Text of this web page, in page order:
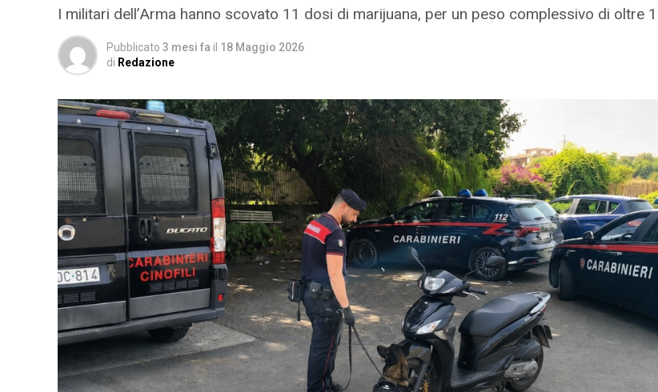
I militari dell’Arma hanno scovato 11 dosi di marijuana, per un peso complessivo di oltre
Pubblicato 3 mesi fa il 18 Maggio 2026
di Redazione